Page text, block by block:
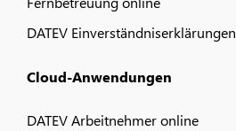
DATEV Einverständniserklärungen
Cloud-Anwendungen
DATEV Arbeitnehmer online